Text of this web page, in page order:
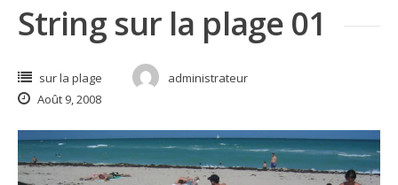
String sur la plage 01
sur la plage
administrateur
Août 9, 2008